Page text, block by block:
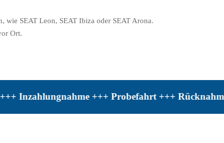
wie SEAT Leon, SEAT Ibiza oder SEAT Arona.
Ort.
+++ Probefahrt +++ Rücknahme